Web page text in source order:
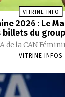
VITRINE INFO
2026 : Le
billets du
de la CAN
VITRINE INFOS